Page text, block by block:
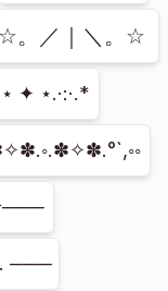
☆。／｜＼。☆
✦ ⋆.·:·.*
───